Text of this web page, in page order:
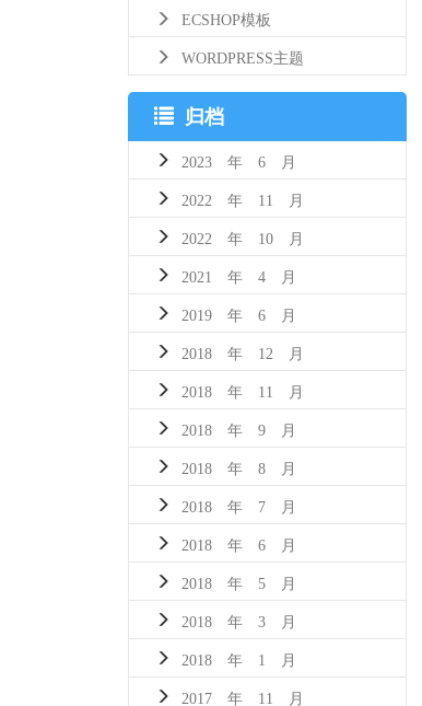
ECSHOP模板
WORDPRESS主题
归档
2023 年 6 月
2022 年 11 月
2022 年 10 月
2021 年 4 月
2019 年 6 月
2018 年 12 月
2018 年 11 月
2018 年 9 月
2018 年 8 月
2018 年 7 月
2018 年 6 月
2018 年 5 月
2018 年 3 月
2018 年 1 月
2017 年 11 月